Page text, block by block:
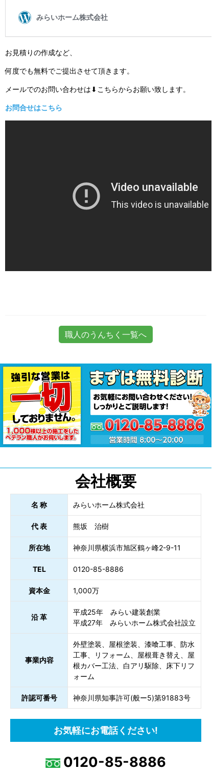
お見積りの作成など、
何度でも無料でご提出させて頂きます。
メールでのお問い合わせは⬇こちらからお願い致します。
お問合せはこちら
職人のうんちく一覧へ
会社概要
名 称 みらいホーム株式会社
代 表 熊坂 治樹
所在地 神奈川県横浜市旭区鶴ヶ峰2-9-11
TEL 0120-85-8886
資本金 1,000万
沿 革
平成25年 みらい建装創業
平成27年 みらいホーム株式会社設立
事業内容
外壁塗装、屋根塗装、漆喰工事、防水
工事、リフォーム、屋根葺き替え、屋
根カバー工法、白アリ駆除、床下リフ
ォーム
許認可番号 神奈川県知事許可(般ー5)第91883号
お気軽にお電話ください!
0120-85-8886